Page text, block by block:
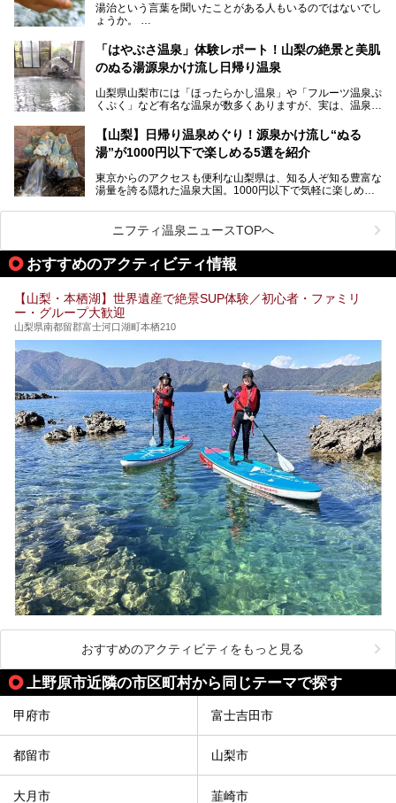
統の単純温泉は、入浴すると実にサッパリ爽快。日帰り入浴
不可なこともあり、全国の温泉ファンがこの温泉を求めて
では循環濾過の沸かし湯が一般的ですが、ここは本物の極上
温泉。まさに価格破壊と言えるクオリティです。
室や無料朝食などをご紹介。温泉通が口を揃えて絶賛する神
コスパ宿の全貌を徹底解説します！
湯治という言葉を聞いたことがある人もいるのではないでし
ょうか。
なかなか体験できない、湯治体験が日帰りでできる温浴施設
が山梨にあります。
ぴあ」の魅力をご紹介します。
提供元：株式会社湯ーとぴあ【PR】
この記事は株式会社湯ーとぴあのPRレポート記事です。
「はやぶさ温泉」体験レポート！山梨の絶景と美肌
のぬる湯源泉かけ流し日帰り温泉
山梨県山梨市には「ほったらかし温泉」や「フルーツ温泉ぷ
くぷく」など有名な温泉が数多くありますが、実は、温泉マ
です。今回紹介する「はやぶさ温泉」も、そのひとつ。温泉
はもちろん、絶景や地元食材を活かしたグルメも堪能できま
す。
します。
【山梨】日帰り温泉めぐり！源泉かけ流し“ぬる
湯”が1000円以下で楽しめる5選を紹介
東京からのアクセスも便利な山梨県は、知る人ぞ知る豊富な
湯量を誇る隠れた温泉大国。1000円以下で気軽に楽しめ
も、これからの季節に嬉しい、じんわりと体の芯まで温ま
る“ぬる湯”が豊富なのも魅力。今回は、湯質も抜群で心ゆく
までリラックスできる山梨のお得な日帰り温泉を、実際体験
した感想と共に紹介します。
※ぬる湯とは35℃～39℃程度の体温に近いぬるめ温泉のこ
ニフティ温泉ニュースTOPへ
おすすめのアクティビティ情報
【山梨・本栖湖】世界遺産で絶景SUP体験／初心者・ファミリ
ー・グループ大歓迎
山梨県南都留郡富士河口湖町本栖210
おすすめのアクティビティをもっと見る
上野原市近隣の市区町村から同じテーマで探す
甲府市 富士吉田市
都留市 山梨市
大月市 韮崎市